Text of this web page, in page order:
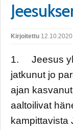
Kirjoitettu 12.10.2020
1. Jeesus
jatkunut jo
ajan
aaltoilivat
kampittavista